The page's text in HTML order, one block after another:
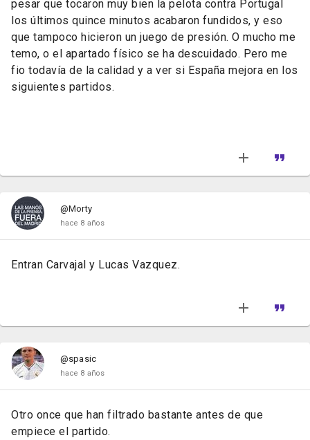
pesar que tocaron muy bien la pelota contra Portugal
los últimos quince minutos acabaron fundidos, y eso
que tampoco hicieron un juego de presión. O mucho me
temo, o el apartado físico se ha descuidado. Pero me
fio todavía de la calidad y a ver si España mejora en los
siguientes partidos.
@Morty
hace 8 años
Entran Carvajal y Lucas Vazquez.
@spasic
hace 8 años
Otro once que han filtrado bastante antes de que
empiece el partido.